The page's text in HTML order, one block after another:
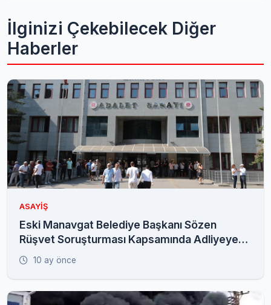
İlginizi Çekebilecek Diğer
Haberler
ASAYIŞ
Eski Manavgat Belediye Başkanı Sözen
Rüşvet Soruşturması Kapsamında Adliyeye
Sevk Edildi
10 ay önce